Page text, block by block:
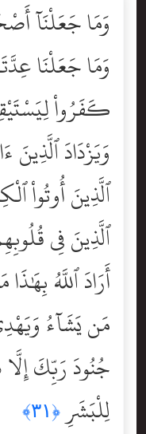
وَمَا جَعَلْنَآ
وَمَا جَعَلْنَا
كَفَرُواْ
وَيَزْدَادَ ٱلَّذِينَ
ٱلَّذِينَ أُوتُواْ
ٱلَّذِينَ فِى
أَرَادَ ٱللَّهُ
مَن يَشَآءُ
جُنُودَ رَبِّكَ
لِلْبَشَرِ ﴿٣١﴾